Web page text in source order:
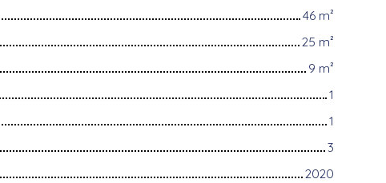
46 m²
25 m²
9 m²
1
1
3
2020